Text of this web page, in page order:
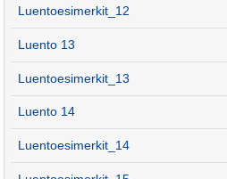
Luentoesimerkit_12
Luento 13
Luentoesimerkit_13
Luento 14
Luentoesimerkit_14